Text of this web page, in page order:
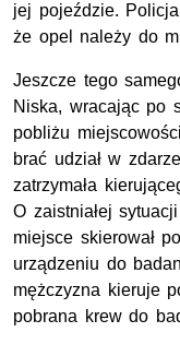
jej pojeździe.
że opel należy do
Jeszcze tego
Niska, wracając po
pobliżu
brać udział w
zatrzymała
O zaistniałej
miejsce skierował
urządzeniu do
mężczyzna kieruje
pobrana krew do